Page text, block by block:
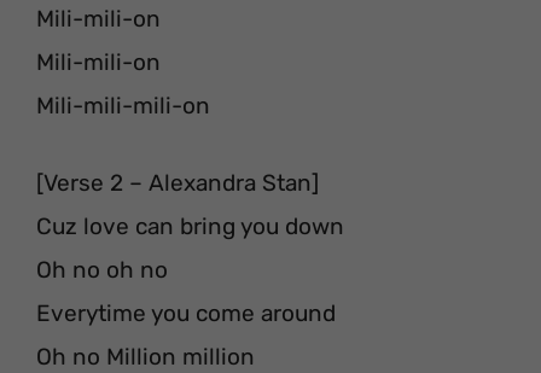
Mili-mili-on
Mili-mili-on
Mili-mili-mili-on
[Verse 2 – Alexandra Stan]
Cuz love can bring you down
Oh no oh no
Everytime you come around
Oh no Million million